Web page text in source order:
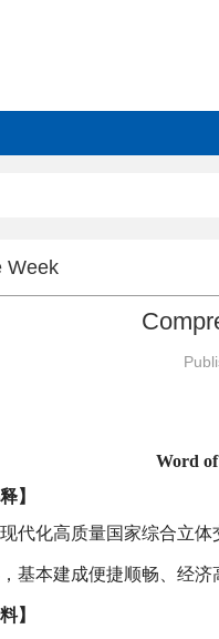
Week
Word
】
代化高质量国家综合立
基本建成便捷顺畅、经济
】